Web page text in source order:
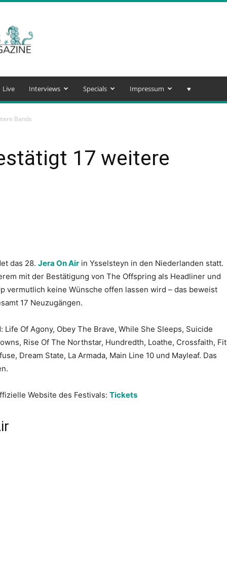
Live Interviews Specials Impressum ♥️
Bands
17 weitere
das 28. Jera On Air in Ysselsteyn in den Niederlanden statt.
mit der Bestätigung von The Offspring als Headliner und
vermutlich keine Wünsche offen lassen wird – das beweist
17 Neuzugängen.
Of Agony, Obey The Brave, While She Sleeps, Suicide
Rise Of The Northstar, Hundredth, Loathe, Crossfaith, Fit
Dream State, La Armada, Main Line 10 und Mayleaf. Das
Website des Festivals: Tickets